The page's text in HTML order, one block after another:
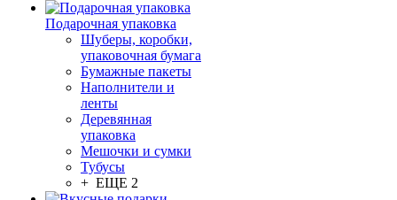
Подарочная упаковка
Шуберы, коробки,
упаковочная бумага
Бумажные пакеты
Наполнители и
ленты
Деревянная
упаковка
Мешочки и сумки
Тубусы
+ ЕЩЕ 2